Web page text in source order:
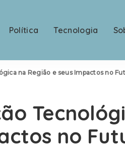
Política Tecnologia
na Região e seus Impactos no
no